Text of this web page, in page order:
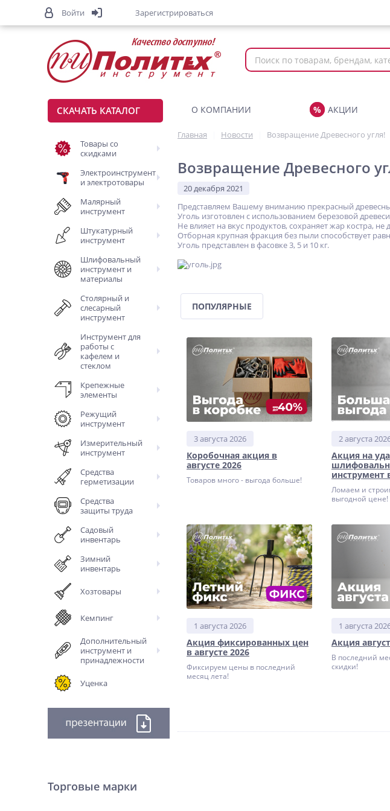
СКАЧАТЬ КАТАЛОГ
Товары со
скидками
Электроинструмент
и электротовары
Малярный
инструмент
Штукатурный
инструмент
Шлифовальный
инструмент и
материалы
Столярный и
слесарный
инструмент
Инструмент для
работы с
кафелем и
стеклом
Крепежные
элементы
Режущий
инструмент
Измерительный
инструмент
Средства
герметизации
Средства
защиты труда
Садовый
инвентарь
Зимний
инвентарь
Хозтовары
Кемпинг
Дополнительный
инструмент и
принадлежности
Уценка
О КОМПАНИИ АКЦИИ
Главная Новости Возвращение Древесного угля!
Возвращение Древесного
20 декабря 2021
Представляем Вашему вниманию прекрасный
Уголь изготовлен с использованием березовой
Не влияет на вкус продуктов, сохраняет жар костра, не
Отборная крупная фракция без пыли способствует
Уголь представлен в фасовке 3, 5 и 10 кг.
ПОПУЛЯРНЫЕ
3 августа 2026
Коробочная акция в
августе 2026
Товаров много - выгода больше!
2 августа
Акция на
инструмент
Ломаем и
выгодной цене!
1 августа 2026
Акция фиксированных цен
в августе 2026
Фиксируем цены в последний
месяц лета!
1 августа
Акция
В последний
скидки!
Торговые марки
Войти Зарегистрироваться